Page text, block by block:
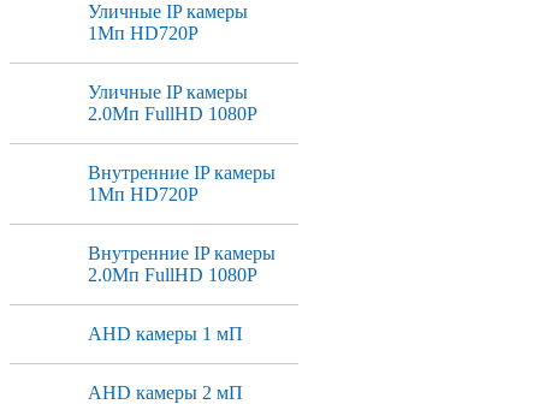
Уличные IP камеры
1Мп HD720P
Уличные IP камеры
2.0Мп FullHD 1080P
Внутренние IP камеры
1Мп HD720P
Внутренние IP камеры
2.0Мп FullHD 1080P
AHD камеры 1 мП
AHD камеры 2 мП